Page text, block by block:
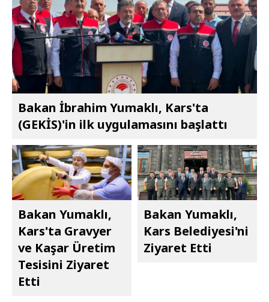
Bakan İbrahim Yumaklı, Kars'ta
(GEKİS)'in ilk uygulamasını başlattı
Bakan Yumaklı,
Kars'ta Gravyer
ve Kaşar Üretim
Tesisini Ziyaret
Etti
Bakan Yumaklı,
Kars Belediyesi'ni
Ziyaret Etti